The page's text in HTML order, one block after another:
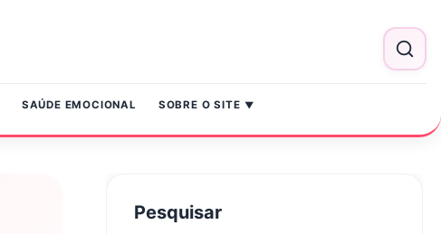
SAÚDE EMOCIONAL SOBRE O SITE
Pesquisar